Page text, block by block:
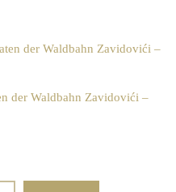
der Waldbahn Zavidovići –
der Waldbahn Zavidovići –